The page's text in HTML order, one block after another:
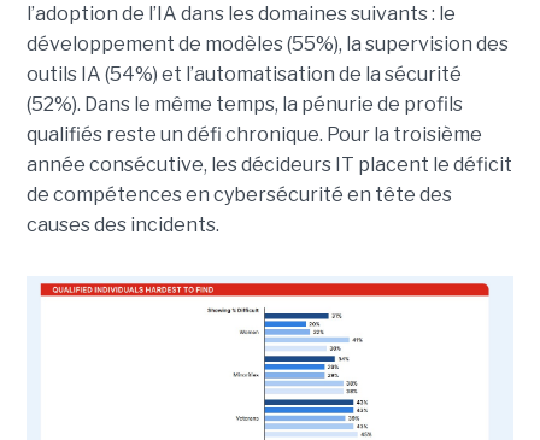
l’adoption de l’IA dans les domaines suivants : le
développement de modèles (55%), la supervision des
outils IA (54%) et l’automatisation de la sécurité
(52%). Dans le même temps, la pénurie de profils
qualifiés reste un défi chronique. Pour la troisième
année consécutive, les décideurs IT placent le déficit
de compétences en cybersécurité en tête des
causes des incidents.